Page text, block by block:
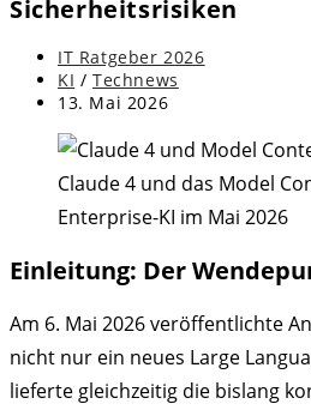
Sicherheitsrisiken
Beitrags-
Autor:
IT Ratgeber 2026
Beitrags-
Kategorie:
KI / Technews
Beitrag
geändert
am:
13. Mai 2026
Claude 4 und das Model
Enterprise-KI im Mai 2026
Einleitung: Der
Am 6. Mai 2026 veröffentlichte
nicht nur ein neues Large
lieferte gleichzeitig die bislang